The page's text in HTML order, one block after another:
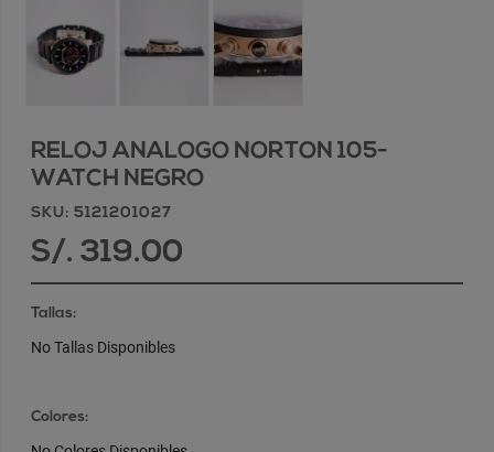
RELOJ ANALOGO NORTON 105-
WATCH NEGRO
SKU: 5121201027
S/. 319.00
Tallas:
No Tallas Disponibles
Colores: